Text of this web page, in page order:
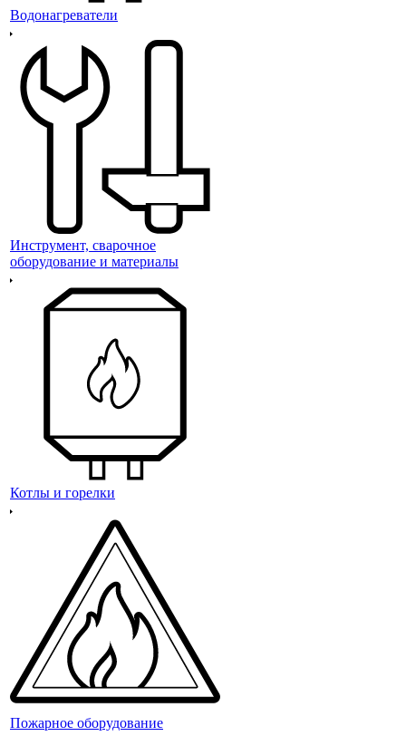
Водонагреватели
Инструмент, сварочное
оборудование и материалы
Котлы и горелки
Пожарное оборудование